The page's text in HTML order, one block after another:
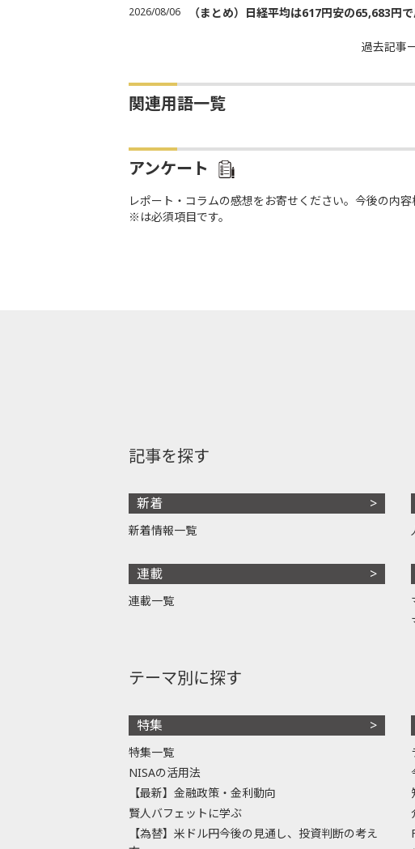
2026/08/06 （まとめ）日経平均は617円安の65,683
過去記事
関連用語一覧
アンケート
レポート・コラムの感想をお寄せください。今後の内容
※は必須項目です。
記事を探す
新着
新着情報一覧
連載
連載一覧
テーマ別に探す
特集
特集一覧
NISAの活用法
【最新】金融政策・金利動向
賢人バフェットに学ぶ
【為替】米ドル円今後の見通し、投資判断の考え